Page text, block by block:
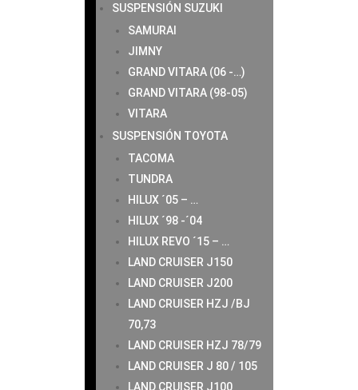
SUSPENSIÓN SUZUKI
SAMURAI
JIMNY
GRAND VITARA (06 -…)
GRAND VITARA (98-05)
VITARA
SUSPENSIÓN TOYOTA
TACOMA
TUNDRA
HILUX ´05 – …
HILUX ´98 -´04
HILUX REVO ´15 – …
LAND CRUISER J150
LAND CRUISER J200
LAND CRUISER HZJ /BJ
70,73
LAND CRUISER HZJ 78/79
LAND CRUISER J 80 / 105
LAND CRUISER J100